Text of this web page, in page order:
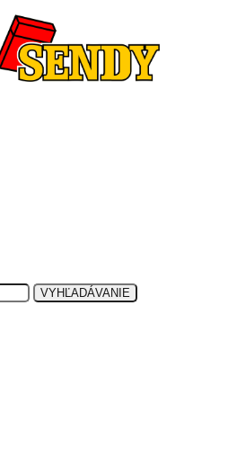
VYHĽADÁVANIE